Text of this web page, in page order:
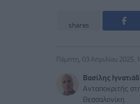
shares
Πέμπτη, 03 Απριλίου 2025,
Βασίλης
Ανταποκριτής
Θεσσαλονίκη